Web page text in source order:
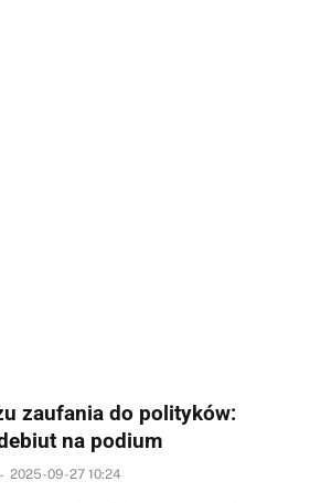
zaufania do polityków:
na podium
2025-09-27 10:24